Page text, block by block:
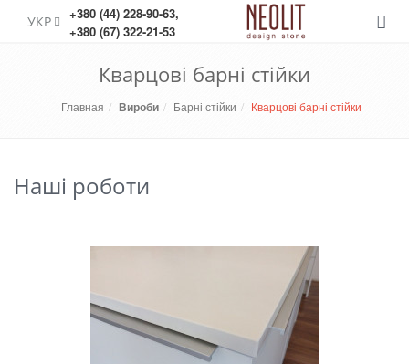
УКР +380 (44) 228-90-63,
+380 (67) 322-21-53
Меню
Кварцові барні стійки
Главная Вироби Барні стійки Кварцові барні стійки
Наші роботи